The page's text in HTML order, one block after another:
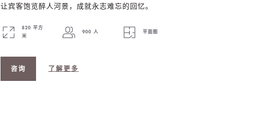
让宾客饱览醉人河景，成就永志难忘的回忆。
820 平方
米
900 人 平面图
咨询 了解更多